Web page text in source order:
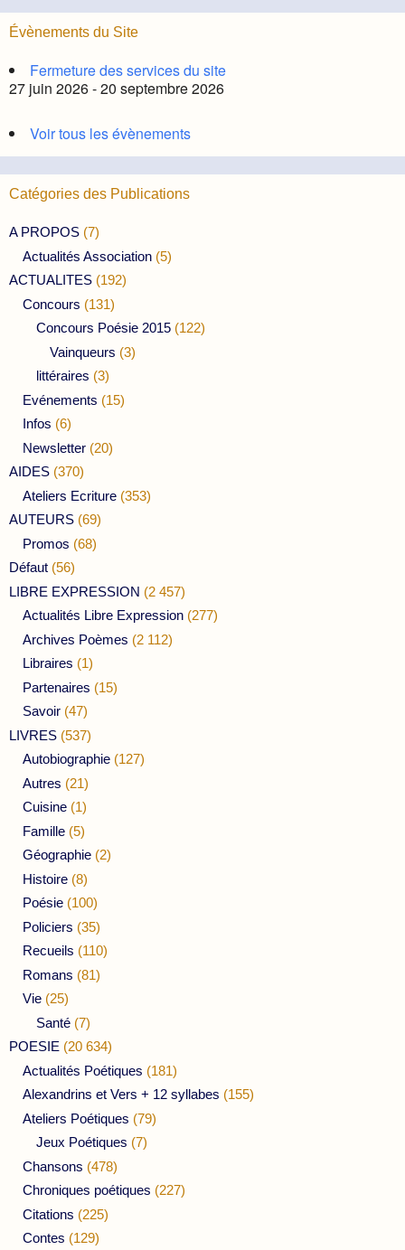
Évènements du Site
Fermeture des services du site
27 juin 2026 - 20 septembre 2026
Voir tous les évènements
Catégories des Publications
A PROPOS (7)
Actualités Association (5)
ACTUALITES (192)
Concours (131)
Concours Poésie 2015 (122)
Vainqueurs (3)
littéraires (3)
Evénements (15)
Infos (6)
Newsletter (20)
AIDES (370)
Ateliers Ecriture (353)
AUTEURS (69)
Promos (68)
Défaut (56)
LIBRE EXPRESSION (2 457)
Actualités Libre Expression (277)
Archives Poèmes (2 112)
Libraires (1)
Partenaires (15)
Savoir (47)
LIVRES (537)
Autobiographie (127)
Autres (21)
Cuisine (1)
Famille (5)
Géographie (2)
Histoire (8)
Poésie (100)
Policiers (35)
Recueils (110)
Romans (81)
Vie (25)
Santé (7)
POESIE (20 634)
Actualités Poétiques (181)
Alexandrins et Vers + 12 syllabes (155)
Ateliers Poétiques (79)
Jeux Poétiques (7)
Chansons (478)
Chroniques poétiques (227)
Citations (225)
Contes (129)